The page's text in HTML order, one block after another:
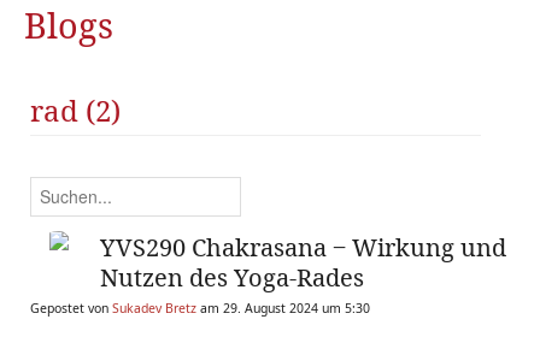
Blogs
rad (2)
YVS290 Chakrasana ‒ Wirkung und
Nutzen des Yoga-Rades
Gepostet von Sukadev Bretz am 29. August 2024 um 5:30